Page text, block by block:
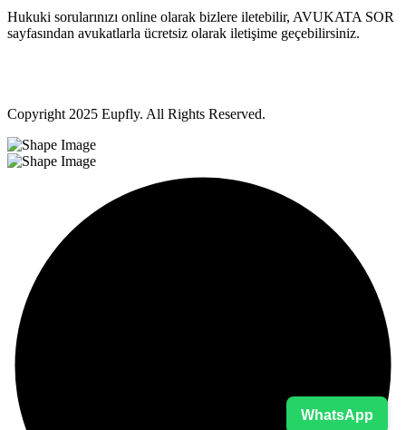
Hukuki sorularınızı online olarak bizlere iletebilir, AVUKATA SOR
sayfasından avukatlarla ücretsiz olarak iletişime geçebilirsiniz.
Copyright 2025 Eupfly. All Rights Reserved.
WhatsApp